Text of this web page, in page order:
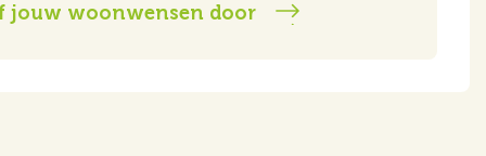
jouw woonwensen door